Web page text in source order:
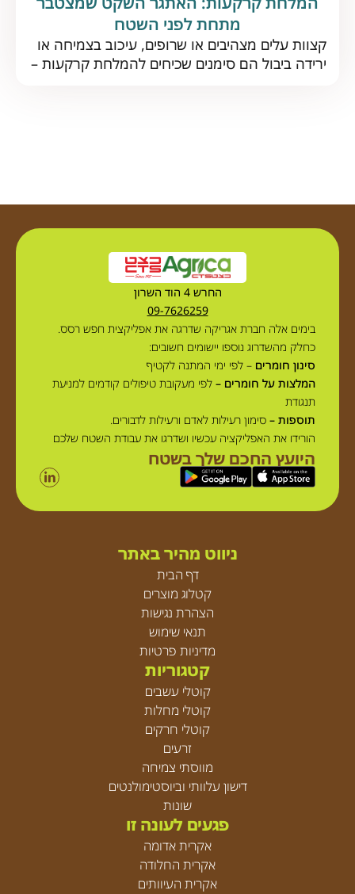
מתחת לפני השטח
קצוות עלים מצהיבים או שרופים, עיכוב בצמיחה או
ירידה ביבול הם סימנים שכיחים להמלחת קרקעות –
החרש 4 הוד השרון
09-7626259
בימים אלה חברת אגריקה שדרגה את אפליקצית חפש רסס.
כחלק מהשדרוג נוספו יישומים חשובים:
סינון חומרים – לפי ימי המתנה לקטיף
המלצות על חומרים – לפי מעקובת טיפולים קודמים למניעת
תנגודת
תוספות – סימון רעילות לאדם ורעילות לדבורים.
הורידו את האפליקציה עכשיו ושדרגו את עבודת השטח שלכם
היועץ החכם שלך בשטח
ניווט מהיר באתר
דף הבית
קטלוג מוצרים
הצהרת נגישות
תנאי שימוש
מדיניות פרטיות
קטגוריות
קוטלי עשבים
קוטלי מחלות
קוטלי חרקים
זרעים
מווסתי צמיחה
דישון עלוותי וביוסטימולנטים
שונות
פגעים לעונה זו
אקרית אדומה
אקרית החלודה
אקרית העיוותים